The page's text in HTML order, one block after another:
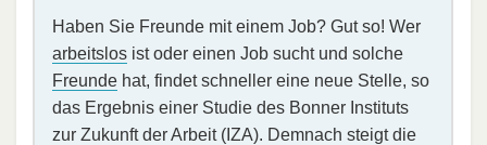
Haben Sie Freunde mit einem Job? Gut so! Wer
arbeitslos ist oder einen Job sucht und solche
Freunde hat, findet schneller eine neue Stelle, so
das Ergebnis einer Studie des Bonner Instituts
zur Zukunft der Arbeit (IZA). Demnach steigt die